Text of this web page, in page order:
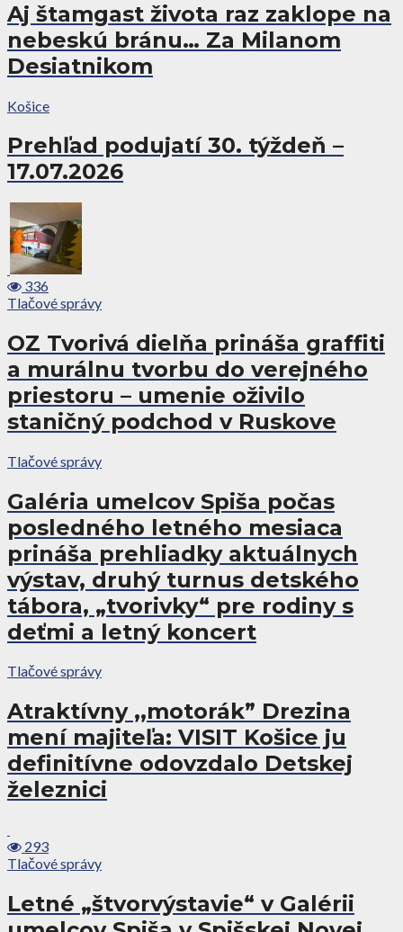
Aj štamgast života raz zaklope na
nebeskú bránu… Za Milanom
Desiatnikom
Košice
Prehľad podujatí 30. týždeň –
17.07.2026
336
Tlačové správy
OZ Tvorivá dielňa prináša graffiti
a murálnu tvorbu do verejného
priestoru – umenie oživilo
staničný podchod v Ruskove
Tlačové správy
Galéria umelcov Spiša počas
posledného letného mesiaca
prináša prehliadky aktuálnych
výstav, druhý turnus detského
tábora, „tvorivky“ pre rodiny s
deťmi a letný koncert
Tlačové správy
Atraktívny ,,motorák” Drezina
mení majiteľa: VISIT Košice ju
definitívne odovzdalo Detskej
železnici
293
Tlačové správy
Letné „štvorvýstavie“ v Galérii